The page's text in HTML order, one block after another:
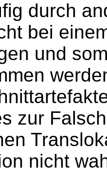
durch
bei
und
zur
nicht